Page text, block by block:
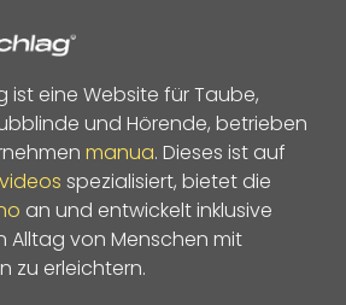
ist eine Website für Taube,
und Hörende, betrieben
manua. Dieses ist auf
spezialisiert, bietet die
an und entwickelt inklusive
Alltag von Menschen mit
zu erleichtern.